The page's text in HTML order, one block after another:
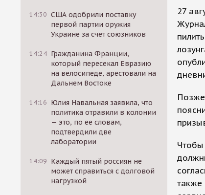
14:30 США одобрили поставку
первой партии оружия
Украине за счет союзников
14:24 Гражданина Франции,
который пересекал Евразию
на велосипеде, арестовали на
Дальнем Востоке
14:16 Юлия Навальная заявила, что
политика отравили в колонии
— это, по ее словам,
подтвердили две
лаборатории
14:09 Каждый пятый россиян не
может справиться с долговой
нагрузкой
27
Чтобы
также